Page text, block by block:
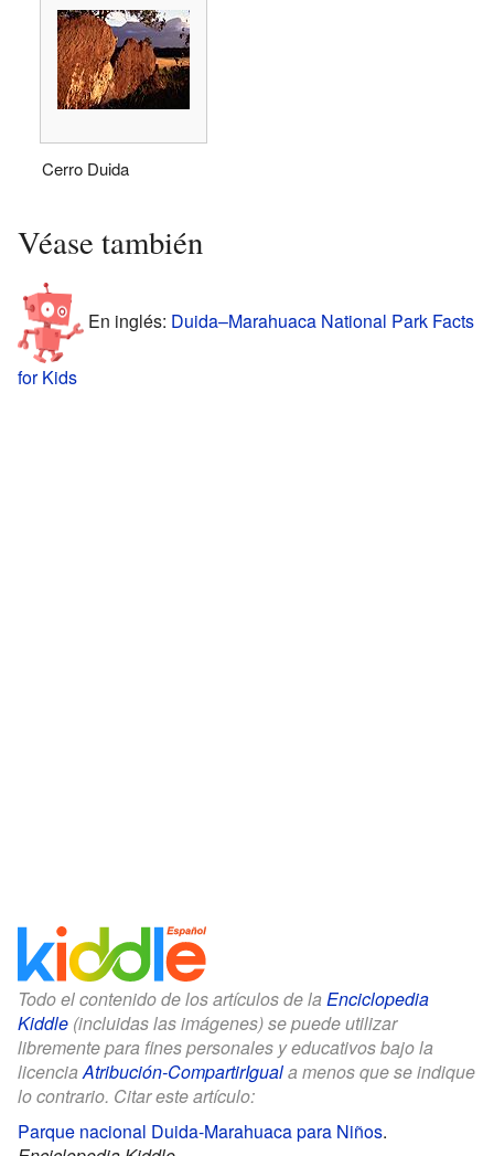
Cerro Duida
Véase también
En inglés: Duida–Marahuaca National Park Facts
for Kids
Todo el contenido de los artículos de la Enciclopedia
Kiddle (incluidas las imágenes) se puede utilizar
libremente para fines personales y educativos bajo la
licenciaAtribución-CompartirIguala menos que se indique
lo contrario. Citar este artículo:
Parque nacional Duida-Marahuaca para Niños.